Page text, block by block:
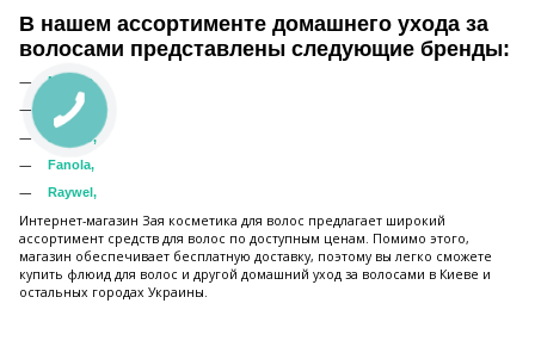
В нашем ассортименте домашнего ухода за
волосами представлены следующие бренды:
Mimare,
Beox,
KayPro,
Fanola,
Raywel ,
Интернет-магазин Зая косметика для волос предлагает широкий
ассортимент средств для волос по доступным ценам. Помимо этого,
магазин обеспечивает бесплатную доставку, поэтому вы легко сможете
купить флюид для волос и другой домашний уход за волосами в Киеве и
остальных городах Украины.